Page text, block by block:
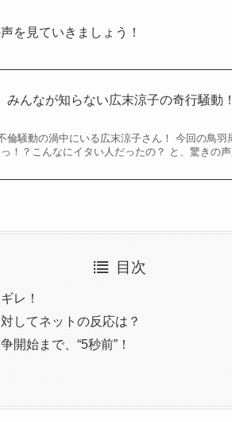
を見ていきましょう！
みんなが知らない広末涼子の奇行騒
倫騒動の渦中にいる広末涼子さん！ 今回の鳥
！？こんなにイタい人だったの？ と、驚きの
目次
レ！
してネットの反応は？
開始まで、“5秒前”！